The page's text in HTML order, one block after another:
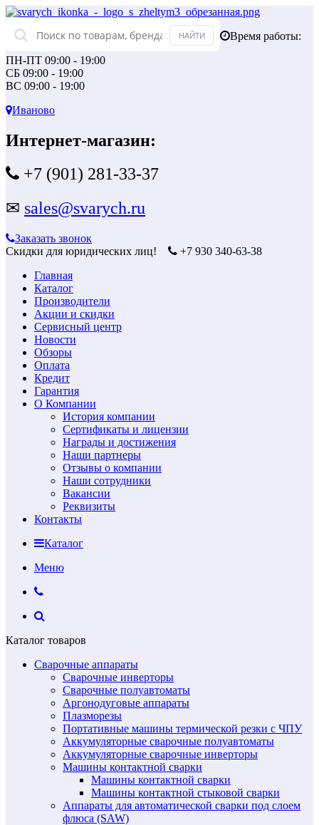
Время работы:
ПН-ПТ 09:00 - 19:00
СБ 09:00 - 19:00
ВС 09:00 - 19:00
Иваново
Интернет-магазин:
+7 (901) 281-33-37
✉ sales@svarych.ru
Заказать звонок
Скидки для юридических лиц!
+7 930 340-63-38
Главная
Каталог
Производители
Акции и скидки
Сервисный центр
Новости
Обзоры
Оплата
Кредит
Гарантия
О Компании
История компании
Сертификаты и лицензии
Награды и достижения
Наши партнеры
Отзывы о компании
Наши сотрудники
Вакансии
Реквизиты
Контакты
Каталог
Меню
Каталог товаров
Сварочные аппараты
Сварочные инверторы
Сварочные полуавтоматы
Аргонодуговые аппараты
Плазморезы
Портативные машины термической резки с ЧПУ
Аккумуляторные сварочные полуавтоматы
Аккумуляторные сварочные инверторы
Машины контактной сварки
Машины контактной сварки
Машины контактной стыковой сварки
Аппараты для автоматической сварки под слоем
флюса (SAW)